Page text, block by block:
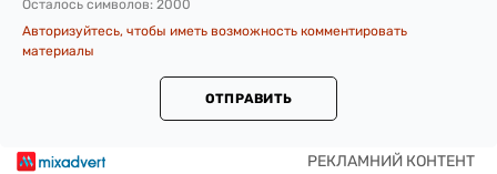
Осталось символов: 2000
Авторизуйтесь, чтобы иметь возможность комментировать
материалы
ОТПРАВИТЬ